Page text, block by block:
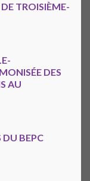
TROISIÈME-
DES
AU
DU BEPC